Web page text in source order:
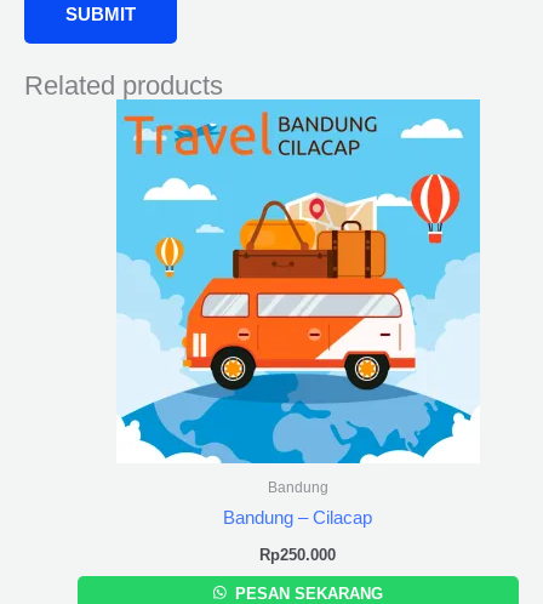
Related products
Bandung
Bandung – Cilacap
Rp250.000
PESAN SEKARANG